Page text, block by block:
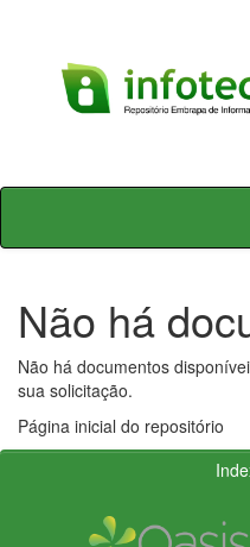
Skip
Não há
Não há documentos
sua solicitação.
Página inicial do repositório